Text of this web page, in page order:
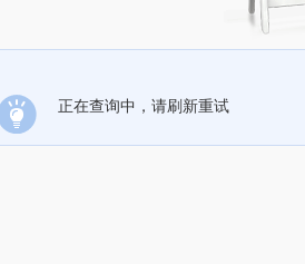
正在查询中，请刷新重试